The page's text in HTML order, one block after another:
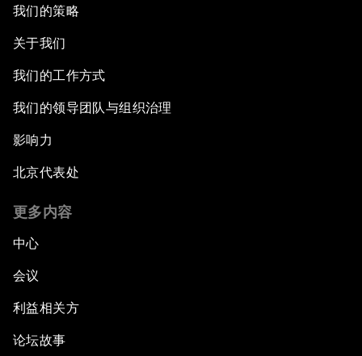
我们的策略
关于我们
我们的工作方式
我们的领导团队与组织治理
影响力
北京代表处
更多内容
中心
会议
利益相关方
论坛故事